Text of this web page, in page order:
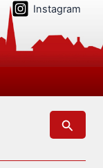
Instagram
Suchen